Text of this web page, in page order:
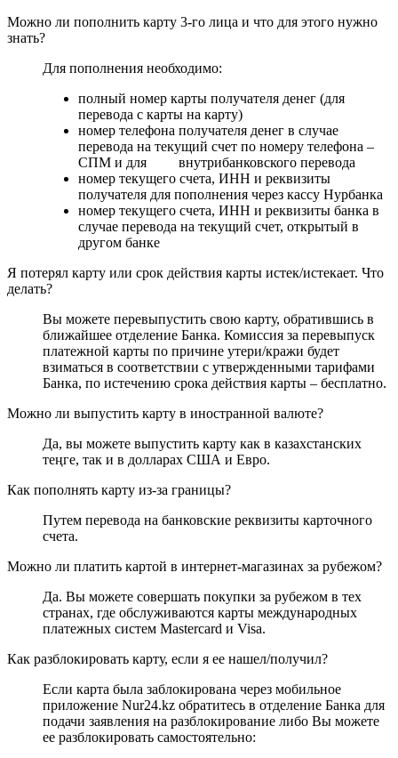
Можно ли пополнить карту 3-го лица и что для этого нужно
знать?
Для пополнения необходимо:
полный номер карты получателя денег (для
перевода с карты на карту)
номер телефона получателя денег в случае
перевода на текущий счет по номеру телефона –
СПМ и для внутрибанковского перевода
номер текущего счета, ИНН и реквизиты
получателя для пополнения через кассу Нурбанка
номер текущего счета, ИНН и реквизиты банка в
случае перевода на текущий счет, открытый в
другом банке
Я потерял карту или срок действия карты истек/истекает. Что
делать?
Вы можете перевыпустить свою карту, обратившись в
ближайшее отделение Банка. Комиссия за перевыпуск
платежной карты по причине утери/кражи будет
взиматься в соответствии с утвержденными тарифами
Банка, по истечению срока действия карты – бесплатно.
Можно ли выпустить карту в иностранной валюте?
Да, вы можете выпустить карту как в казахстанских
теңге, так и в долларах США и Евро.
Как пополнять карту из-за границы?
Путем перевода на банковские реквизиты карточного
счета.
Можно ли платить картой в интернет-магазинах за рубежом?
Да. Вы можете совершать покупки за рубежом в тех
странах, где обслуживаются карты международных
платежных систем Mastercard и Visa.
Как разблокировать карту, если я ее нашел/получил?
Если карта была заблокирована через мобильное
приложение Nur24.kz обратитесь в отделение Банка для
подачи заявления на разблокирование либо Вы можете
ее разблокировать самостоятельно: